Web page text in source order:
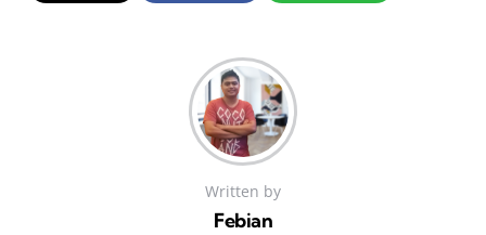
Written by
Febian